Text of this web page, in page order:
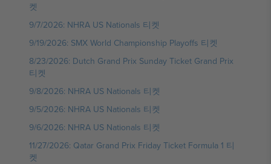
켓
9/7/2026: NHRA US Nationals 티켓
9/19/2026: SMX World Championship Playoffs 티켓
8/23/2026: Dutch Grand Prix Sunday Ticket Grand Prix
티켓
9/8/2026: NHRA US Nationals 티켓
9/5/2026: NHRA US Nationals 티켓
9/6/2026: NHRA US Nationals 티켓
11/27/2026: Qatar Grand Prix Friday Ticket Formula 1 티
켓